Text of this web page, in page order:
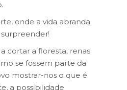
onde a vida abranda
cortar a floresta, renas
se fossem parte da
mostrar-nos o que é
a possibilidade